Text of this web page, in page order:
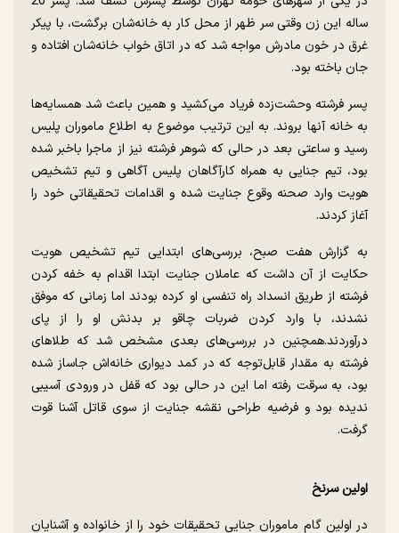
ساله این زن وقتی سر ظهر از محل کار به خانه‌شان برگشت، با پیکر
غرق در خون مادرش مواجه شد که در اتاق خواب خانه‌شان افتاده و
جان باخته بود.
پسر فرشته وحشت‌زده فریاد می‌کشید و همین باعث شد همسایه‌ها
به خانه آنها بروند. به این ترتیب ‌‌موضوع به اطلاع ماموران پلیس
رسید و ساعتی بعد در حالی که شوهر فرشته نیز از ماجرا باخبر شده
بود، تیم جنایی به همراه کارآگاهان پلیس آگاهی و تیم تشخیص
هویت وارد صحنه وقوع جنایت شده و اقدامات تحقیقاتی خود را
آغاز کردند.
به گزارش هفت صبح، بررسی‌های ابتدایی تیم تشخیص هویت
حکایت از آن داشت که عاملان جنایت ابتدا اقدام به خفه کردن
فرشته از طریق انسداد راه تنفسی او کرده بودند اما زمانی که موفق
نشدند، با وارد کردن ضربات چاقو بر بدنش او را از پای
درآوردند.همچنین در بررسی‌های بعدی مشخص شد که طلاهای
فرشته ‌به مقدار قابل‌توجه‌ که در کمد دیواری خانه‌اش جاساز شده
بود، به سرقت رفته ‌‌اما این در حالی بود که قفل در ورودی آسیبی
ندیده بود و فرضیه طراحی نقشه جنایت از سوی قاتل آشنا قوت
گرفت.
اولین سرنخ
در اولین گام ‌‌ماموران جنایی تحقیقات خود را از خانواده و آشنایان